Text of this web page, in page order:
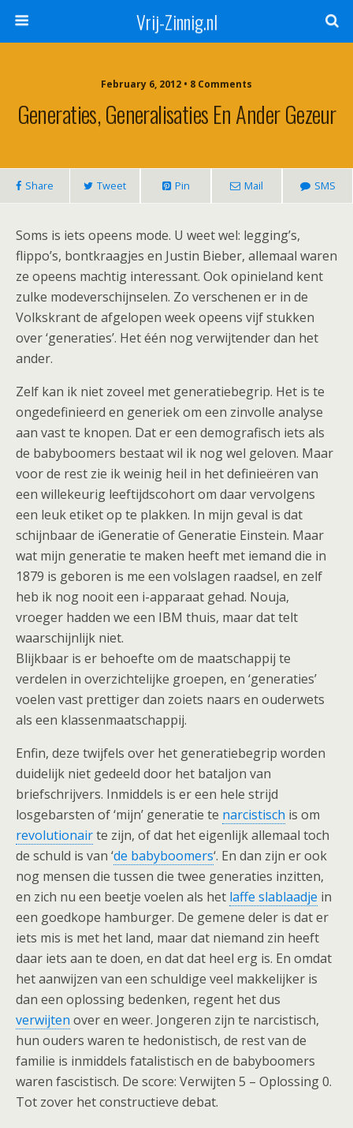
Vrij-Zinnig.nl
February 6, 2012 • 8 Comments
Generaties, Generalisaties En Ander Gezeur
Share Tweet Pin Mail SMS
Soms is iets opeens mode. U weet wel: legging’s,
flippo’s, bontkraagjes en Justin Bieber, allemaal waren
ze opeens machtig interessant. Ook opinieland kent
zulke modeverschijnselen. Zo verschenen er in de
Volkskrant de afgelopen week opeens vijf stukken
over ‘generaties’. Het één nog verwijtender dan het
ander.
Zelf kan ik niet zoveel met generatiebegrip. Het is te
ongedefinieerd en generiek om een zinvolle analyse
aan vast te knopen. Dat er een demografisch iets als
de babyboomers bestaat wil ik nog wel geloven. Maar
voor de rest zie ik weinig heil in het definieëren van
een willekeurig leeftijdscohort om daar vervolgens
een leuk etiket op te plakken. In mijn geval is dat
schijnbaar de iGeneratie of Generatie Einstein. Maar
wat mijn generatie te maken heeft met iemand die in
1879 is geboren is me een volslagen raadsel, en zelf
heb ik nog nooit een i-apparaat gehad. Nouja,
vroeger hadden we een IBM thuis, maar dat telt
waarschijnlijk niet.
Blijkbaar is er behoefte om de maatschappij te
verdelen in overzichtelijke groepen, en ‘generaties’
voelen vast prettiger dan zoiets naars en ouderwets
als een klassenmaatschappij.
Enfin, deze twijfels over het generatiebegrip worden
duidelijk niet gedeeld door het bataljon van
briefschrijvers. Inmiddels is er een hele strijd
losgebarsten of ‘mijn’ generatie te narcistisch is om
revolutionairte zijn, of dat het eigenlijk allemaal toch
de schuld is van ‘de babyboomers‘. En dan zijn er ook
nog mensen die tussen die twee generaties inzitten,
en zich nu een beetje voelen als het laffe slablaadje in
een goedkope hamburger. De gemene deler is dat er
iets mis is met het land, maar dat niemand zin heeft
daar iets aan te doen, en dat dat heel erg is. En omdat
het aanwijzen van een schuldige veel makkelijker is
dan een oplossing bedenken, regent het dus
verwijten over en weer. Jongeren zijn te narcistisch,
hun ouders waren te hedonistisch, de rest van de
familie is inmiddels fatalistisch en de babyboomers
waren fascistisch. De score: Verwijten 5 – Oplossing 0.
Tot zover het constructieve debat.